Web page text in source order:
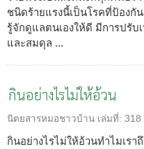
ชนิดร้ายแรงนี้เป็นโรคที่ป้องกั
รู้จักดูแลตนเองให้ดี มีการปรับ
และสมดุล ...
กินอย่างไรไม่ให้อ้วน
นิตยสารหมอชาวบ้าน เล่มที่: 318
กินอย่างไรไม่ให้อ้วนทำไมเร